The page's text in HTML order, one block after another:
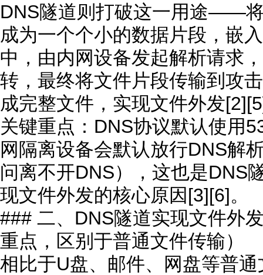
DNS隧道则打破这一用途——
成为一个个小的数据片段，嵌
中，由内网设备发起解析请求
转，最终将文件片段传输到攻
成完整文件，实现文件外发
关键重点：DNS协议默认使用
网隔离设备会默认放行DNS解
问离不开DNS），这也是DNS
现文件外发的核心原因[3][6]。
### 二、DNS隧道实现文件外
重点，区别于普通文件传输）
相比于U盘、邮件、网盘等普